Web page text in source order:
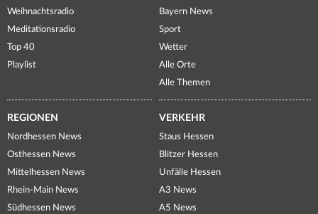
Weihnachtsradio
Meditationsradio
Top 40
Playlist
Bayern News
Sport
Wetter
Alle Orte
Alle Themen
REGIONEN
Nordhessen News
Osthessen News
Mittelhessen News
Rhein-Main News
Südhessen News
VERKEHR
Staus Hessen
Blitzer Hessen
Unfälle Hessen
A3 News
A5 News